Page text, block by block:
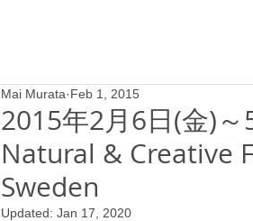
2015年2月6日(金)
Natural & Creative
Sweden
Mai Murata Feb 1, 2015
Updated: Jan 17, 2020